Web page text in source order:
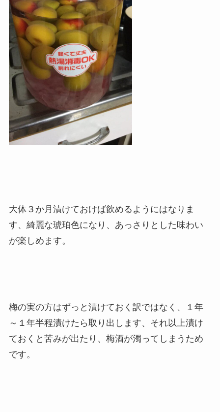
大体３か月漬けておけば飲めるようにはなりま
す、綺麗な琥珀色になり、あっさりとした味わい
が楽しめます。
梅の実の方はずっと漬けておく訳ではなく、１年
～１年半程漬けたら取り出します、それ以上漬け
ておくと苦みが出たり、梅酒が濁ってしまうため
です。